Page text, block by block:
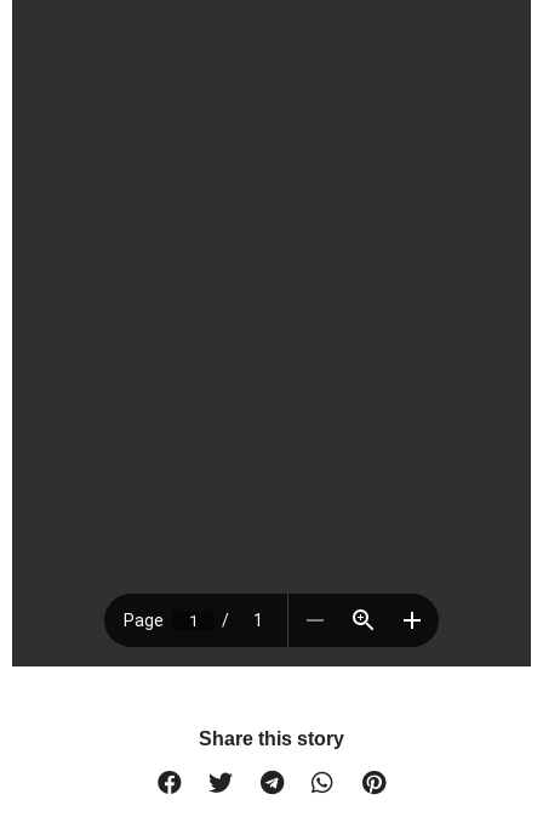
Share this story